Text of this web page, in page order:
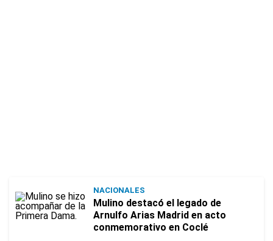
NACIONALES
Mulino destacó el legado de
Arnulfo Arias Madrid en acto
conmemorativo en Coclé